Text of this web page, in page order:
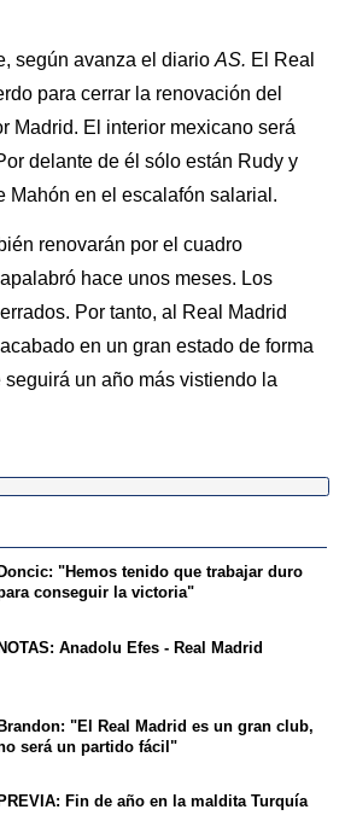
según avanza el diario AS. El Real
para cerrar la renovación del
Madrid. El interior mexicano será
delante de él sólo están Rudy y
Mahón en el escalafón salarial.
renovarán por el cuadro
hace unos meses. Los
Por tanto, al Real Madrid
en un gran estado de forma
un año más vistiendo la
Doncic: "Hemos tenido que trabajar duro
conseguir la victoria"
NOTAS: Anadolu Efes - Real Madrid
"El Real Madrid es un gran club,
será un partido fácil"
PREVIA: Fin de año en la maldita Turquía